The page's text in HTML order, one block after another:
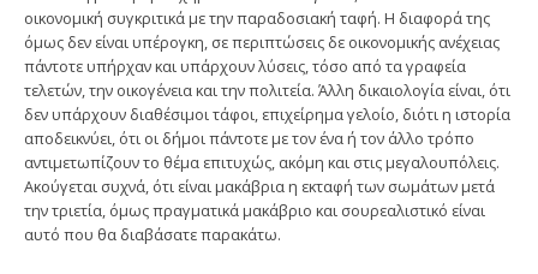
οικονομική συγκριτικά με την παραδοσιακή ταφή. Η διαφορά της
όμως δεν είναι υπέρογκη, σε περιπτώσεις δε οικονομικής ανέχειας
πάντοτε υπήρχαν και υπάρχουν λύσεις, τόσο από τα γραφεία
τελετών, την οικογένεια και την πολιτεία. Άλλη δικαιολογία είναι, ότι
δεν υπάρχουν διαθέσιμοι τάφοι, επιχείρημα γελοίο, διότι η ιστορία
αποδεικνύει, ότι οι δήμοι πάντοτε με τον ένα ή τον άλλο τρόπο
αντιμετωπίζουν το θέμα επιτυχώς, ακόμη και στις μεγαλουπόλεις.
Ακούγεται συχνά, ότι είναι μακάβρια η εκταφή των σωμάτων μετά
την τριετία, όμως πραγματικά μακάβριο και σουρεαλιστικό είναι
αυτό που θα διαβάσατε παρακάτω.